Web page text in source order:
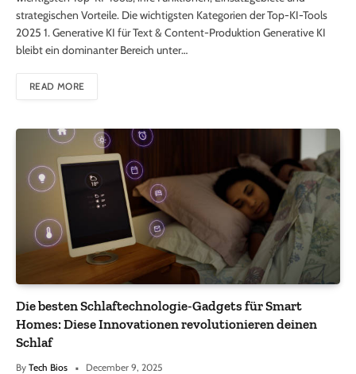
strategischen Vorteile. Die wichtigsten Kategorien der Top-KI-Tools
2025 1. Generative KI für Text & Content-Produktion Generative KI
bleibt ein dominanter Bereich unter…
READ MORE
Die besten Schlaftechnologie-Gadgets für Smart
Homes: Diese Innovationen revolutionieren deinen
Schlaf
By Tech Bios December 9, 2025